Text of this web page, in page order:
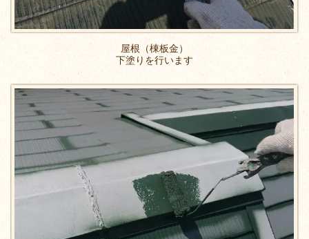
屋根（棟板金）
下塗りを行います